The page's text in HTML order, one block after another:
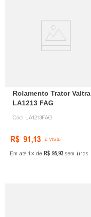
Rolamento Trator Valtra
LA1213 FAG
Cód: LA1213FAG
R$ 91,13 à vista
Em até 1 de R$ 95,93 sem juros